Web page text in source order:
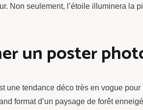
Non seulement, l’étoile illuminera la
un poster
une tendance déco très en vogue
format d’un paysage de forêt